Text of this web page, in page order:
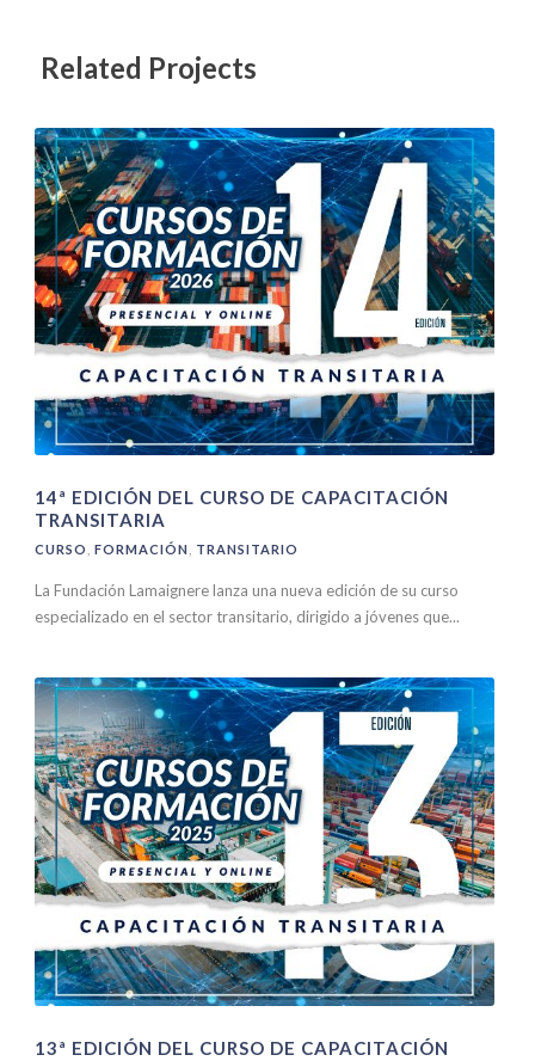
Related Projects
14ª EDICIÓN DEL CURSO DE CAPACITACIÓN
TRANSITARIA
CURSO FORMACIÓN TRANSITARIO
La Fundación Lamaignere lanza una nueva edición de su curso
especializado en el sector transitario, dirigido a jóvenes que...
13ª EDICIÓN DEL CURSO DE CAPACITACIÓN